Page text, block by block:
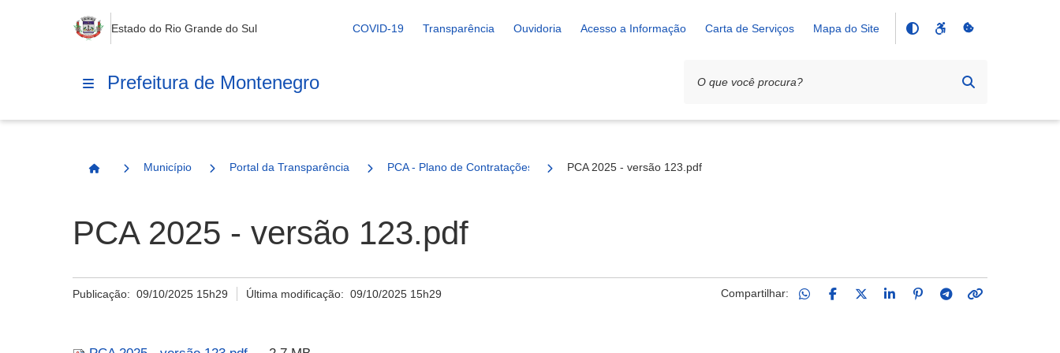
Estado do Rio Grande do Sul COVID-19 Transparência Ouvidoria Acesso a Informação Carta de Serviços Mapa do Site
Prefeitura de Montenegro
Página Inicial
Município Portal da Transparência PCA - Plano de Contratações Anual PCA 2025 - versão 123.pdf
PCA 2025 - versão 123.pdf
Publicação: 09/10/2025 15h29 Última modificação:09/10/2025 15h29 Compartilhar: